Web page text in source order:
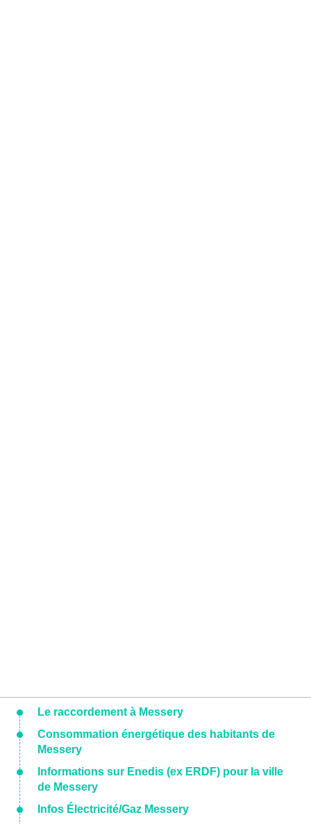
Le raccordement à Messery
Consommation énergétique des habitants de
Messery
Informations sur Enedis (ex ERDF) pour la ville
de Messery
Infos Électricité/Gaz Messery